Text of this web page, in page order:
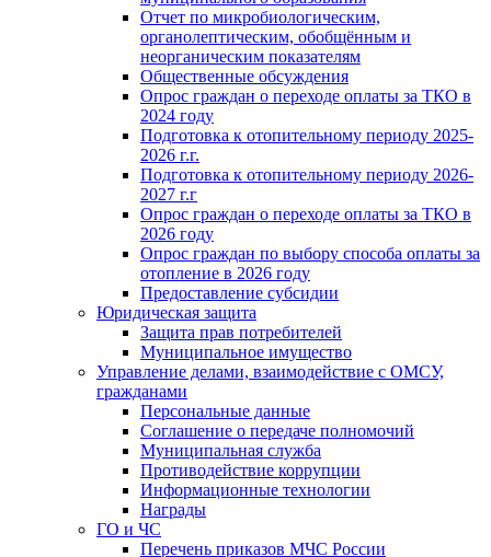
Отчет по микробиологическим,
органолептическим, обобщённым и
неорганическим показателям
Общественные обсуждения
Опрос граждан о переходе оплаты за ТКО в
2024 году
Подготовка к отопительному периоду 2025-
2026 г.г.
Подготовка к отопительному периоду 2026-
2027 г.г
Опрос граждан о переходе оплаты за ТКО в
2026 году
Опрос граждан по выбору способа оплаты за
отопление в 2026 году
Предоставление субсидии
Юридическая защита
Защита прав потребителей
Муниципальное имущество
Управление делами, взаимодействие с ОМСУ,
гражданами
Персональные данные
Соглашение о передаче полномочий
Муниципальная служба
Противодействие коррупции
Информационные технологии
Награды
ГО и ЧС
Перечень приказов МЧС России